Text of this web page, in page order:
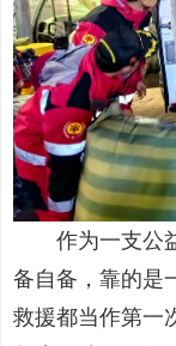
作为一支公益
备自备，靠的是
救援都当作第一